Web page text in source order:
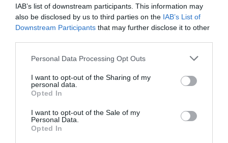
IAB’s list of downstream participants. This information may
also be disclosed by us to third parties on the IAB’s List of
Downstream Participants that may further disclose it to other
Personal Data Processing Opt Outs
I want to opt-out of the Sharing of my
personal data.
Opted In
I want to opt-out of the Sale of my
Personal Data.
Opted In